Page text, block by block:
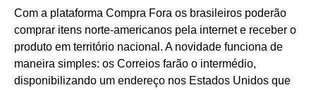
Com a plataforma Compra Fora os brasileiros poderão
comprar itens norte-americanos pela internet e receber o
produto em território nacional. A novidade funciona de
maneira simples: os Correios farão o intermédio,
disponibilizando um endereço nos Estados Unidos que